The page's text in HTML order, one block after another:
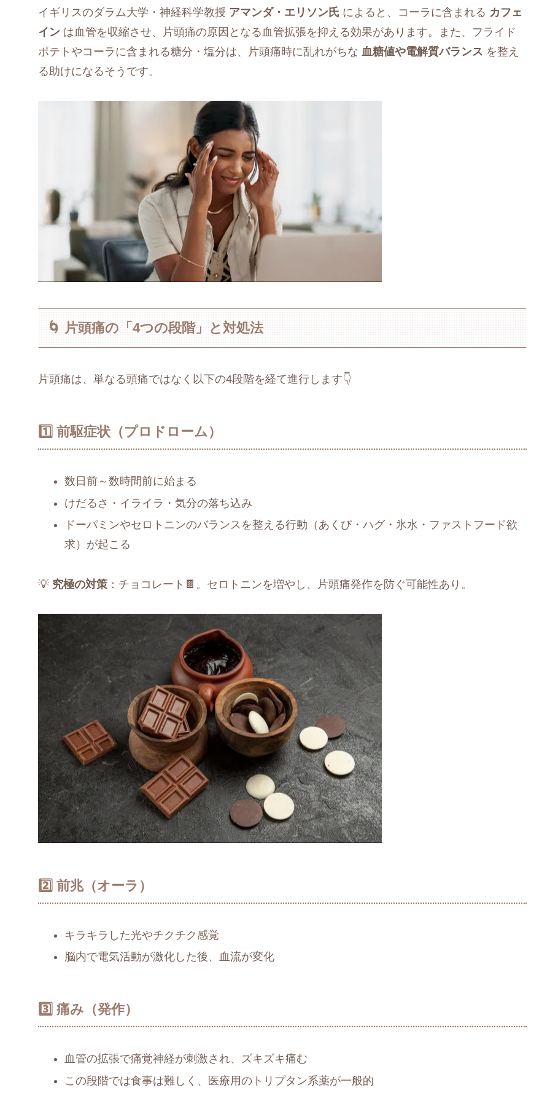
イギリスのダラム大学・神経科学教授 アマンダ・エリソン氏 によると、コーラに含まれる カフェ
インは血管を収縮させ、片頭痛の原因となる血管拡張を抑える効果があります。また、フライド
ポテトやコーラに含まれる糖分・塩分は、片頭痛時に乱れがちな 血糖値や電解質バランス を整え
る助けになるそうです。
🌀 片頭痛の「4つの段階」と対処法
片頭痛は、単なる頭痛ではなく以下の4段階を経て進行します👇
1️⃣ 前駆症状（プロドローム）
数日前～数時間前に始まる
けだるさ・イライラ・気分の落ち込み
ドーパミンやセロトニンのバランスを整える行動（あくび・ハグ・氷水・ファストフード欲
求）が起こる
💡 究極の対策：チョコレート🍫。セロトニンを増やし、片頭痛発作を防ぐ可能性あり。
2️⃣ 前兆（オーラ）
キラキラした光やチクチク感覚
脳内で電気活動が激化した後、血流が変化
3️⃣ 痛み（発作）
血管の拡張で痛覚神経が刺激され、ズキズキ痛む
この段階では食事は難しく、医療用のトリプタン系薬が一般的